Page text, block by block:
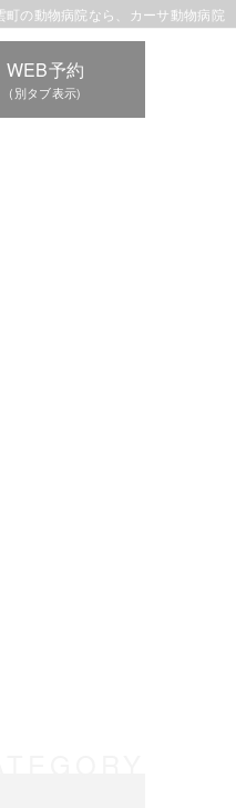
町の動物病院なら、カーサ動物病院
WEB予約